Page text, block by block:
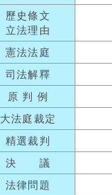
歷史條文
立法理由
憲法法庭
司法解釋
原 判 例
大法庭裁定
精選裁判
決 議
法律問題